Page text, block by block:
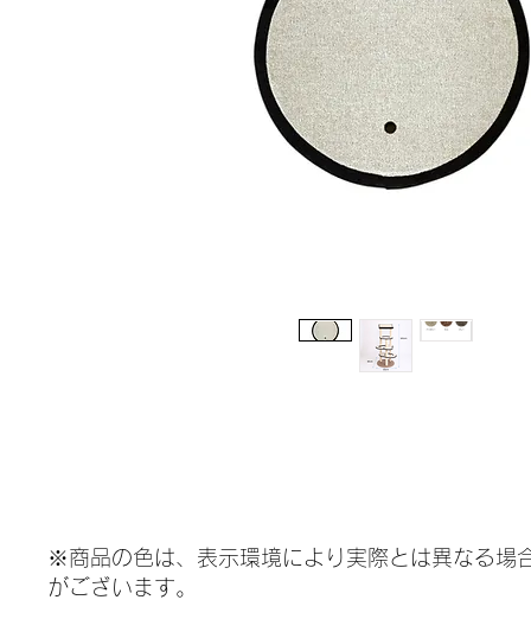
※商品の色は、表示環境により実際とは異なる場
がございます。